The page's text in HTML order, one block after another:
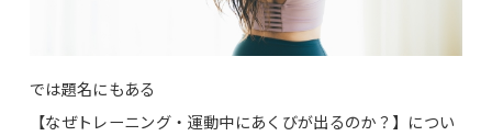
では題名にもある
【なぜトレーニング・運動中にあくびが出るのか？】につい